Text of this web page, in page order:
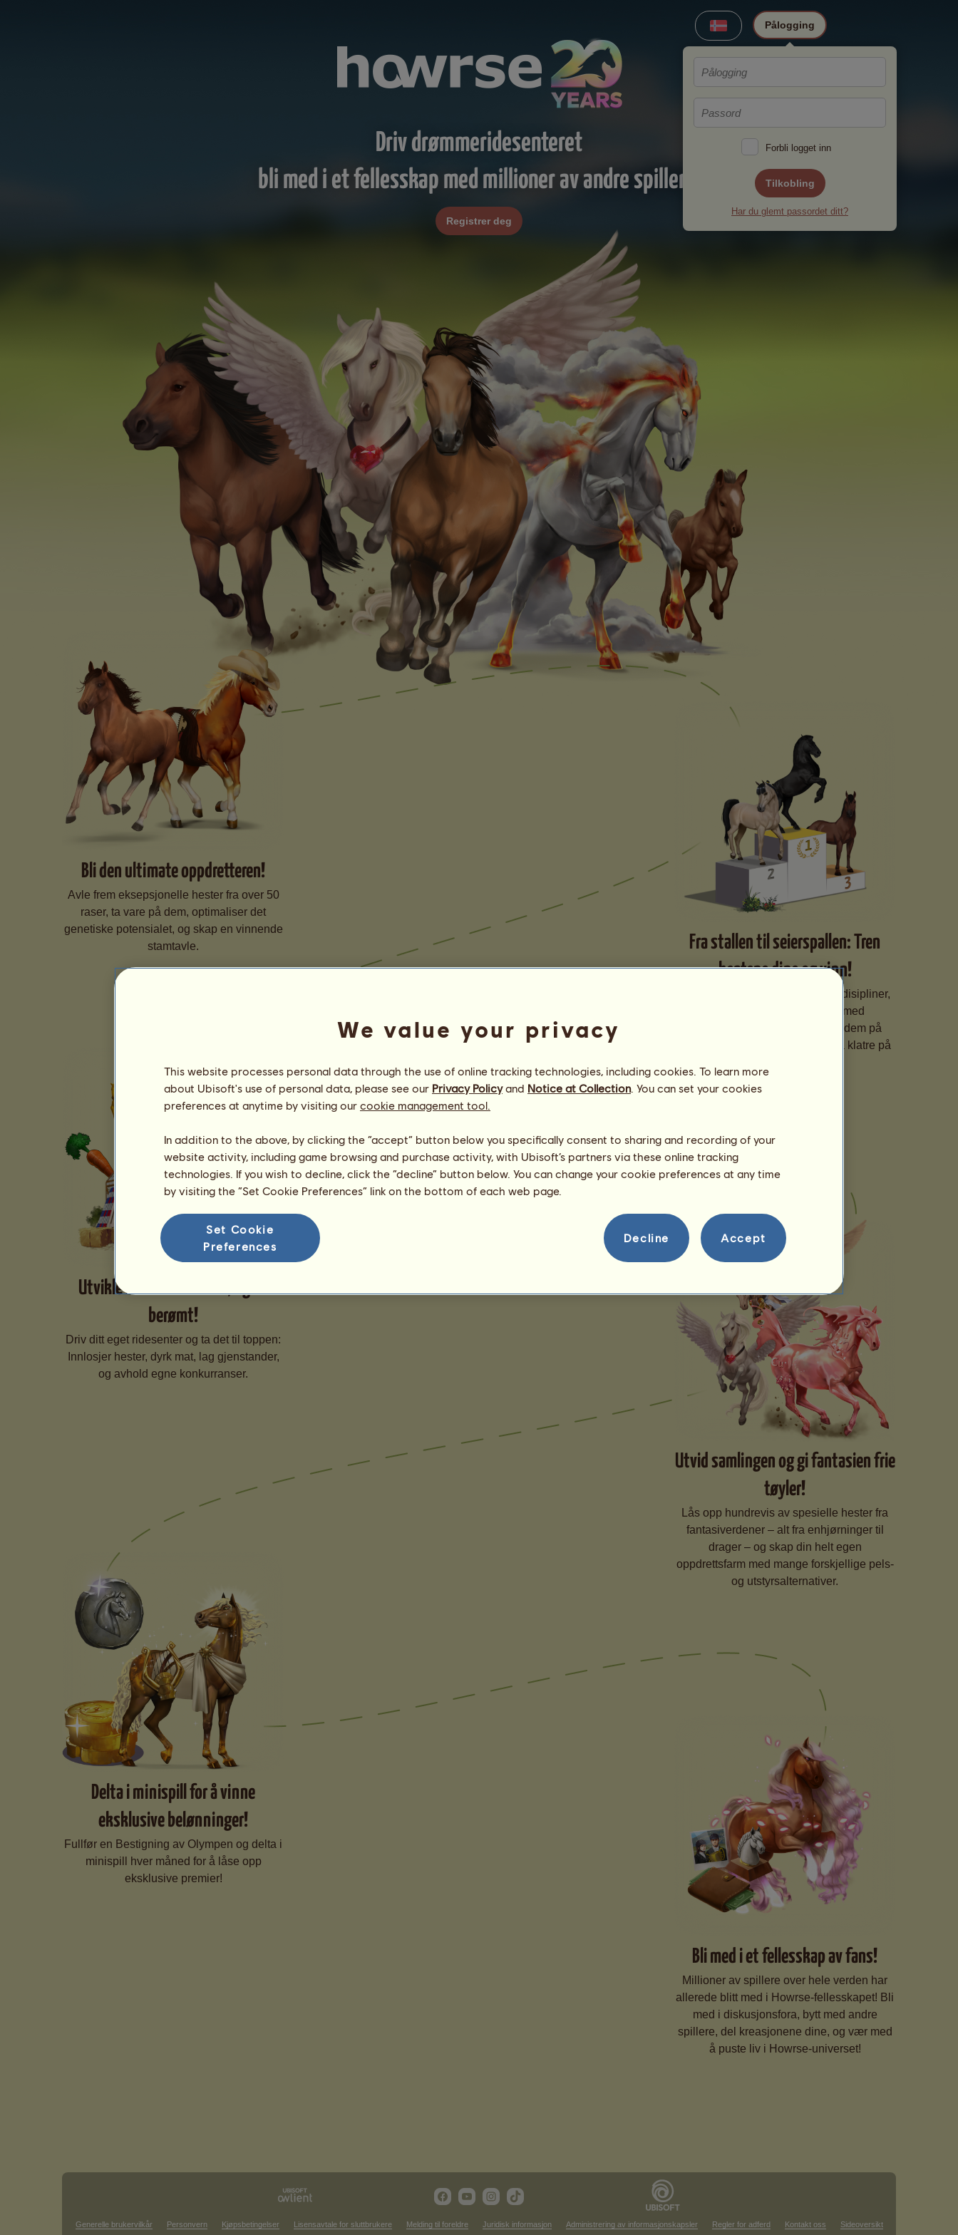
Pålogging
Forbli logget inn
Tilkobling
Har du glemt passordet ditt?
Driv drømmeridesenteret
bli med i et fellesskap med millioner av andre spillere!
Registrer deg
Bli den ultimate oppdretteren!
Avle frem eksepsjonelle hester fra over 50
raser, ta vare på dem, optimaliser det
genetiske potensialet, og skap en vinnende
stamtavle.
Fra stallen til seierspallen: Tren
hestene dine og vinn!
Gjør hestene spesialisert i ulike disipliner,
finpuss ferdighetene deres med
skreddersydd trening, og meld dem på
prestisjetunge konkurranser for å klatre på
Utvikle ridesenteret ditt, og bli
berømt!
Driv ditt eget ridesenter og ta det til toppen:
Innlosjer hester, dyrk mat, lag gjenstander,
og avhold egne konkurranser.
Utvid samlingen og gi fantasien frie
tøyler!
Lås opp hundrevis av spesielle hester fra
fantasiverdener – alt fra enhjørninger til
drager – og skap din helt egen
oppdrettsfarm med mange forskjellige pels-
og utstyrsalternativer.
Delta i minispill for å vinne
eksklusive belønninger!
Fullfør en Bestigning av Olympen og delta i
minispill hver måned for å låse opp
eksklusive premier!
Bli med i et fellesskap av fans!
Millioner av spillere over hele verden har
allerede blitt med i Howrse-fellesskapet! Bli
med i diskusjonsfora, bytt med andre
spillere, del kreasjonene dine, og vær med
å puste liv i Howrse-universet!
Generelle brukervilkår Personvern Kjøpsbetingelser Lisensavtale for sluttbrukere Melding til foreldre Juridisk informasjon Administrering av informasjonskapsler Regler for adferd Kontakt oss Sideoversikt
We value your privacy
This website processes personal data through the use of online tracking technologies, including cookies. To learn more
about Ubisoft's use of personal data, please see our Privacy Policyand Notice at Collection. You can set your cookies
preferences at anytime by visiting our cookie management tool.
In addition to the above, by clicking the “accept” button below you specifically consent to sharing and recording of your
website activity, including game browsing and purchase activity, with Ubisoft’s partners via these online tracking
technologies. If you wish to decline, click the “decline” button below. You can change your cookie preferences at any time
by visiting the “Set Cookie Preferences” link on the bottom of each web page.
Set Cookie
Preferences
Decline Accept